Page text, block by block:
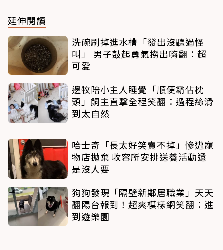
延伸閱讀
洗碗刷掉進水槽「發出沒聽過怪
叫」 男子鼓起勇氣撈出嗨翻：超
可愛
邊牧陪小主人睡覺「順便霸佔枕
頭」飼主直擊全程笑翻：過程絲滑
到太自然
哈士奇「長太好笑賣不掉」慘遭寵
物店拋棄 收容所安排送養活動還
是沒人要
狗狗發現「隔壁新鄰居職業」天天
翻陽台報到！超爽模樣網笑翻：進
到遊樂園